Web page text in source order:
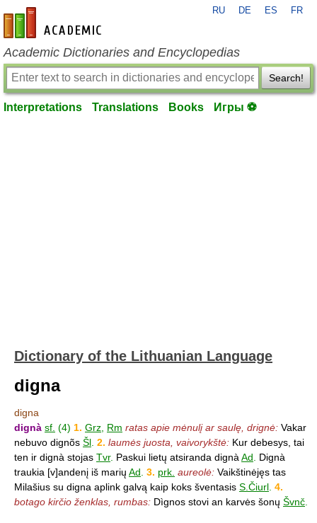
en-academic.com
RU DE ES FR
Academic Dictionaries and Encyclopedias
Search!
Interpretations Translations Books Игры ⚽
Dictionary of the Lithuanian Language
digna
digna
dignà sf. (4) 1. Grz Rm ratas apie mėnulį ar saulę, drignė: Vakar
nebuvo dignõs Šl 2. laumės juosta, vaivorykštė: Kur debesys, tai
ten ir dignà stojas Tvr. Paskui lietų atsiranda dignà Ad
Dignà
traukia [v]andenį iš marių Ad 3. prk. aureolė: Vaikštinėjęs tas
Milašius su digna aplink galvą kaip koks šventasis S.Čiurl 4.
botago kirčio ženklas, rumbas: Dìgnos stovi an karvės šonų Švnč